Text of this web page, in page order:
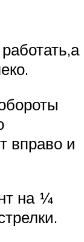
вправо и
на ¼